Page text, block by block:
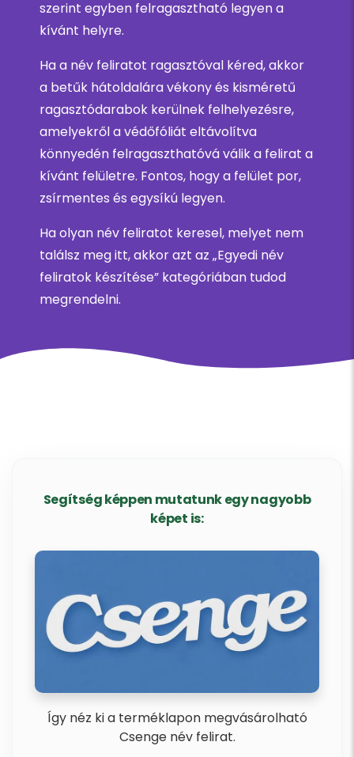
szerint egyben felragasztható legyen a
kívánt helyre.
Ha a név feliratot ragasztóval kéred, akkor
a betűk hátoldalára vékony és kisméretű
ragasztódarabok kerülnek felhelyezésre,
amelyekről a védőfóliát eltávolítva
könnyedén felragaszthatóvá válik a felirat a
kívánt felületre. Fontos, hogy a felület por,
zsírmentes és egysíkú legyen.
Ha olyan név feliratot keresel, melyet nem
találsz meg itt, akkor azt az „Egyedi név
feliratok készítése” kategóriában tudod
megrendelni.
Segítség képpen mutatunk egy nagyobb
képet is:
Így néz ki a terméklapon megvásárolható
Csenge név felirat.